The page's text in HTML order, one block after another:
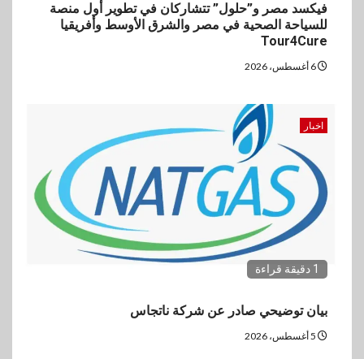
فيكسد مصر و”حلول” تتشاركان في تطوير أول منصة
للسياحة الصحية في مصر والشرق الأوسط وأفريقيا
Tour4Cure
اخبار
1 دقيقة قراءة
بيان توضيحي صادر عن شركة ناتجاس